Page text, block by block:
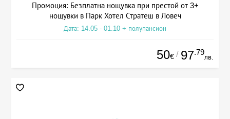
Промоция: Безплатна нощувка при престой от 3+
нощувки в Парк Хотел Стратеш в Ловеч
Дата: 14.05 - 01.10 + полупансион
50€ / 97.79
лв.